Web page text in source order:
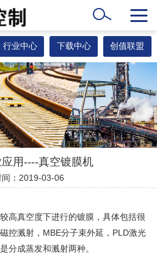
行业中心 下载中心 创值联盟
用----真空镀膜机
间：2019-03-06
高真空度下进行的镀膜，具体包括很
控溅射，MBE分子束外延，PLD激光
分成蒸发和溅射两种。